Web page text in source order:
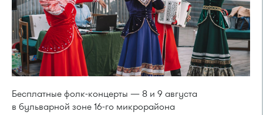
Бесплатные фолк-концерты — 8 и 9 августа
в бульварной зоне 16-го микрорайона